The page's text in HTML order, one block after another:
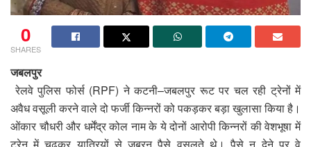
0
SHARES
जबलपुर
रेलवे पुलिस फोर्स (RPF) ने कटनी–जबलपुर रूट पर चल रही ट्रेनों में
अवैध वसूली करने वाले दो फर्जी किन्नरों को पकड़कर बड़ा खुलासा किया है।
ओंकार चौधरी और धर्मेंद्र कोल नाम के ये दोनों आरोपी किन्नरों की वेशभूषा में
ट्रेन में चढ़कर यात्रियों से जबरन पैसे वसूलते थे। पैसे न देने पर वे